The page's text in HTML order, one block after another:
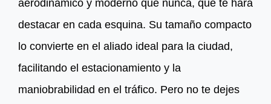
aerodinámico y moderno que nunca, que te hará
destacar en cada esquina. Su tamaño compacto
lo convierte en el aliado ideal para la ciudad,
facilitando el estacionamiento y la
maniobrabilidad en el tráfico. Pero no te dejes